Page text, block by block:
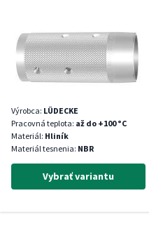
Výrobca: LÜDECKE
Pracovná teplota: až do +100 °C
Materiál: Hliník
Materiál tesnenia: NBR
Vybrať variantu